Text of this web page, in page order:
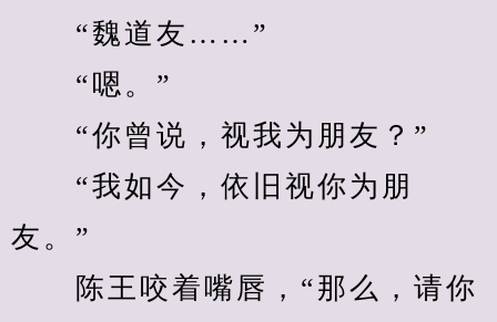
“魏道友……”
“嗯。”
“你曾说，视我为朋友？”
“我如今，依旧视你为朋
友。”
陈王咬着嘴唇，“那么，请你